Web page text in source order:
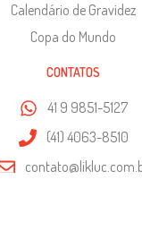
Calendário de Gravidez
Copa do Mundo
CONTATOS
41 9 9851-5127
(41) 4063-8510